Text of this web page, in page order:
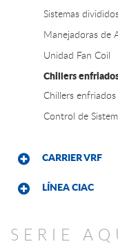
Sistemas
Manejadoras de
Unidad Fan Coil
Chillers
Chillers
Control de
CARRIER VRF
LÍNEA CIAC
SERIE